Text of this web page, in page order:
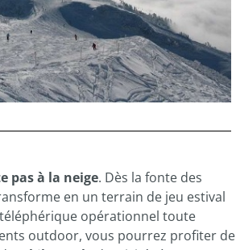
pas à la neige. Dès la fonte des
en un terrain de jeu estival
opérationnel toute
outdoor, vous pourrez profiter de